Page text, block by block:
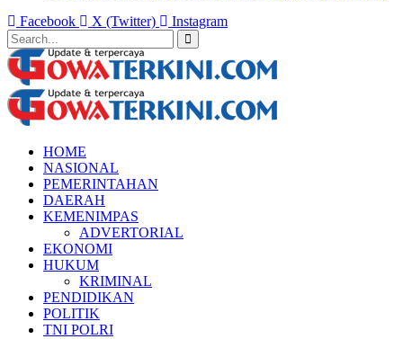
Facebook
X (Twitter) Instagram
HOME
NASIONAL
PEMERINTAHAN
DAERAH
KEMENIMPAS
ADVERTORIAL
EKONOMI
HUKUM
KRIMINAL
PENDIDIKAN
POLITIK
TNI POLRI